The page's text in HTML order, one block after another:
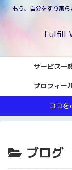
もう、自分をすり減ら
Fulfill
サービス一
プロフィー
ココ
ブログ